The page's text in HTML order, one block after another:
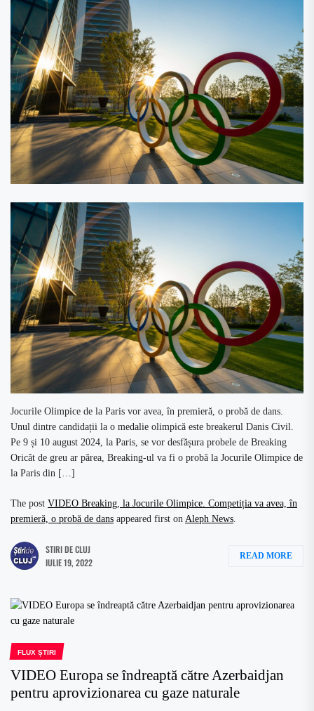
Jocurile Olimpice de la Paris vor avea, în premieră, o probă de dans.
Unul dintre candidații la o medalie olimpică este breakerul Danis Civil.
Pe 9 și 10 august 2024, la Paris, se vor desfășura probele de Breaking
Oricât de greu ar părea, Breaking-ul va fi o probă la Jocurile Olimpice de
la Paris din […]
The post VIDEO Breaking, la Jocurile Olimpice. Competiția va avea, în
premieră, o probă de dans appeared first on Aleph News.
STIRI DE CLUJ
IULIE 19, 2022
READ MORE
FLUX ȘTIRI
VIDEO Europa se îndreaptă către Azerbaidjan
pentru aprovizionarea cu gaze naturale